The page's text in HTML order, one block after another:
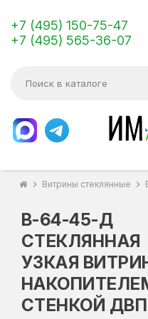
+7 (495) 150-75-47
+7 (495) 565-36-07
chevron_right Витрины стеклянные chevron_right
В-64-45-Д
СТЕКЛЯННАЯ
УЗКАЯ
СТЕНКОЙ